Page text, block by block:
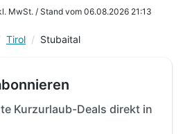
Handtücher
MwSt. / Stand vom 06.08.2026 21:13
Tirol Stubaital
Kurzurlaub-Deals direkt in